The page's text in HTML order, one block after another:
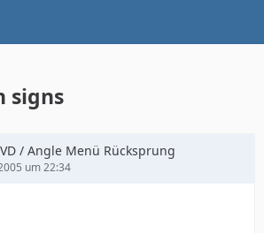
signs
/ Angle Menü Rücksprung
um 22:34